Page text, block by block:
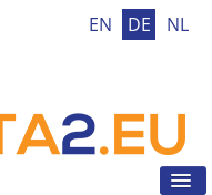
EN DE NL